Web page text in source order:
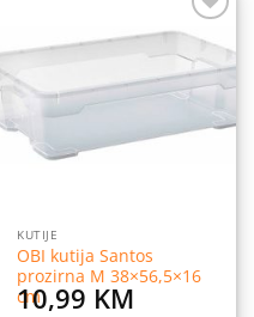
Dodaj
listu
želja
KUTIJE
OBI kutija Santos
prozirna M 38×56,5×16
cm
10,99 KM